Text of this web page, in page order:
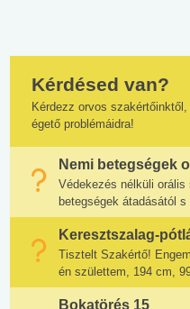
Kérdésed van?
Kérdezz orvos
égető problémáidra!
Nemi betegségek
Védekezés nélküli
betegségek átadásától s
Keresztszalag-
Tisztelt Szakértő!
én születtem, 194 cm, 99
Bokatörés 15